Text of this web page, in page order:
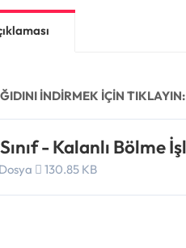
İNDİRMEK İÇİN TIKLAYIN:
- Kalanlı Bölme
130.85 KB